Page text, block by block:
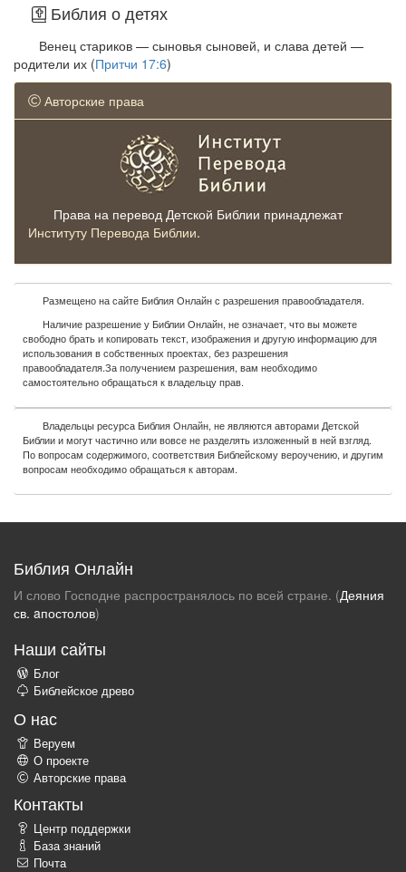
Библия о детях
Венец стариков — сыновья сыновей, и слава детей —
родители их (Притчи 17:6)
Авторские права
Права на перевод Детской Библии принадлежат
Институту Перевода Библии.
Размещено на сайте Библия Онлайн с разрешения правообладателя.
Наличие разрешение у Библии Онлайн, не означает, что вы можете
свободно брать и копировать текст, изображения и другую информацию для
использования в собственных проектах, без разрешения
правообладателя.За получением разрешения, вам необходимо
самостоятельно обращаться к владельцу прав.
Владельцы ресурса Библия Онлайн, не являются авторами Детской
Библии и могут частично или вовсе не разделять изложенный в ней взгляд.
По вопросам содержимого, соответствия Библейскому вероучению, и другим
вопросам необходимо обращаться к авторам.
Библия Онлайн
И слово Господне распространялось по всей стране. (Деяния
св. aпостолов)
Наши сайты
Блог
Библейское древо
О нас
Веруем
О проекте
Авторские права
Контакты
Центр поддержки
База знаний
Почта